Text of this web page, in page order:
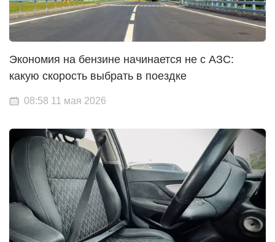
Экономия на бензине начинается не с АЗС:
какую скорость выбрать в поездке
08:58 11 мая 2026